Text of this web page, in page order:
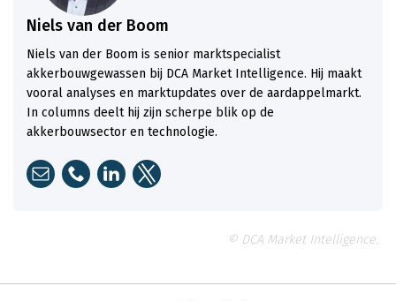
Niels van der Boom
Niels van der Boom is senior marktspecialist
akkerbouwgewassen bij DCA Market Intelligence. Hij maakt
vooral analyses en marktupdates over de aardappelmarkt.
In columns deelt hij zijn scherpe blik op de
akkerbouwsector en technologie.
© DCA Market Intelligence.